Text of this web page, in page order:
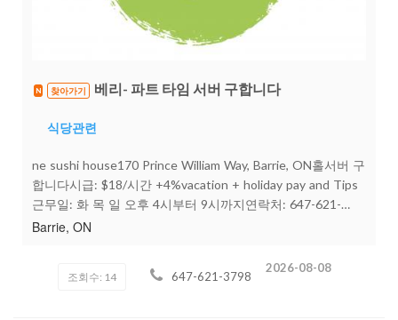
N 찾아가기 베리- 파트 타임 서버 구합니다
식당관련
ne sushi house170 Prince William Way, Barrie, ON홀서버 구
합니다시급: $18/시간 +4%vacation + holiday pay and Tips
근무일: 화 목 일 오후 4시부터 9시까지연락처: 647-621-
3798문자주시면 연락 드리겠습니다.
Barrie, ON
조회수: 14 647-621-3798
2026-08-08